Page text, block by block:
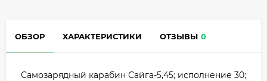
ОБЗОР ХАРАКТЕРИСТИКИ ОТЗЫВЫ 0
Самозарядный карабин Сайга-5,45; исполнение 30;